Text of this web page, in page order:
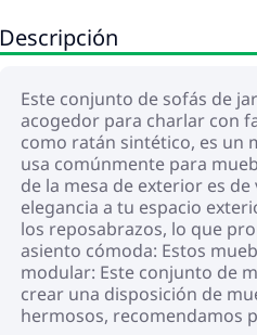
Descripción
Este conjunto de sofás de
acogedor para charlar con
como ratán sintético, es un
usa comúnmente para
de la mesa de exterior es
elegancia a tu espacio
los reposabrazos, lo que
asiento cómoda: Estos
modular: Este conjunto de
crear una disposición de
hermosos, recomendamos